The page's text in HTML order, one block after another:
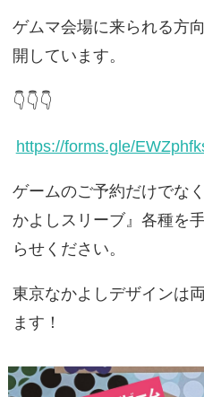
ゲムマ会場に来られる方
開しています。
👇️👇️👇️
https://forms.gle/
ゲームのご予約だけでな
かよしスリーブ』各種を
らせください。
東京なかよしデザインは
ます！